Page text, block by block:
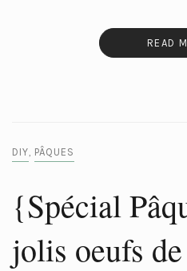
READ
DIY, PÂQUES
{Spécial
jolis oeufs